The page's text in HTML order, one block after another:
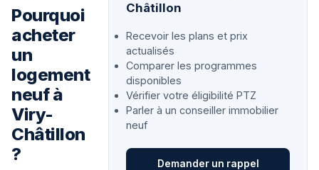
Pourquoi
acheter
un
logement
neuf à
Viry-
Châtillon
?
Châtillon
Recevoir les plans et prix
actualisés
Comparer les programmes
disponibles
Vérifier votre éligibilité PTZ
Parler à un conseiller immobilier
neuf
Demander un rappel